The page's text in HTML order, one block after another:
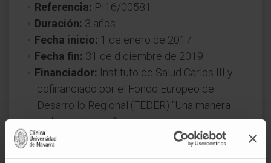
Referencia: PI16/00581
Duración: 3 años
Fecha inicio: 1 de enero de 2017
Fecha fin: 31 de diciembre de 2019
Financiador: Instituto de Salud Carlos III y
cofinanciado por el Fondo Europeo de
Desarrollo Regional (FEDER) “Una manera
de hacer Europa”.
Naturaleza del proyecto:
Nacional